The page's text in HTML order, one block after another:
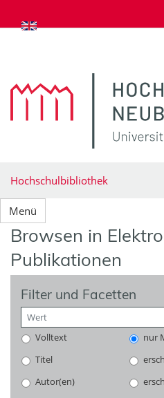
zum Inhalt springen
Hochschulbibliothek
Menü
Browsen in
Publikationen
Filter und Facetten
Volltext
nur
Titel
Autor(en)